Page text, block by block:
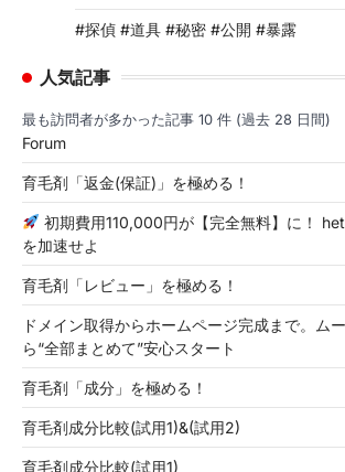
#探偵 #道具 #秘密 #公開 #暴露
人気記事
最も訪問者が多かった記事 10 件 (過去 28 日間)
Forum
育毛剤「返金(保証)」を極める！
初期費用110,000円が【完全無料】に！
を加速せよ
育毛剤「レビュー」を極める！
ドメイン取得からホームページ完成まで。ム
ら“全部まとめて”安心スタート
育毛剤「成分」を極める！
育毛剤成分比較(試用1)&(試用2)
育毛剤成分比較(試用1)